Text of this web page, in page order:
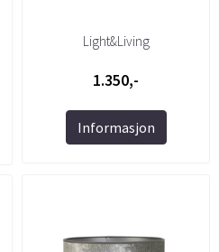
Light&Living
1.350,-
Informasjon